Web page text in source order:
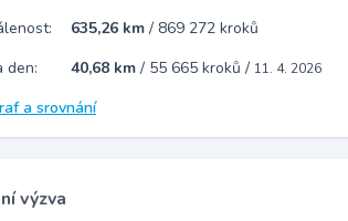
635,26 km / 869 272 kroků
den:
40,68 km / 55 665 kroků / 11. 4. 2026
a srovnání
výzva